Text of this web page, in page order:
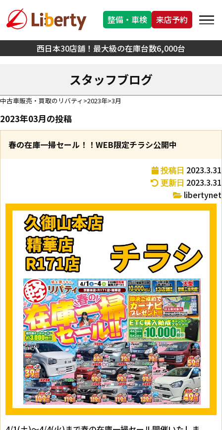
西日本30店舗！最大級の在庫台数6,000台
整備・車検 来店予約
スタッフブログ
中古車販売・買取のリバティ 2023年 3月
2023年03月の投稿
春の在庫一掃セール！！WEB限定チラシ公開中
投稿日 2023.3.31
更新日 2023.3.31
libertynet